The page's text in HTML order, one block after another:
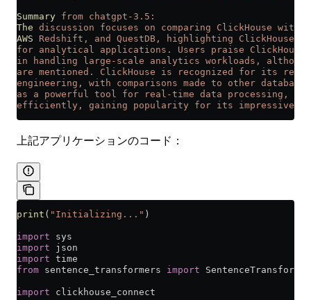
Summary from chatgpt-3.5:
The discussion focuses on comparing ClickHouse with
AWS Redshift, and QuestDB, highlighting
for analytical applications. Users praise
in handling large-scale analytics workloads,
are mentioned. ClickHouse is recognized for its
engineering, with comparisons made to other
as a powerful tool for real-time data processing,
efficiently, gaining popularity for its impressive
上記アプリケーションのコード：
print ( "Initializing..." )
import sys
import json
import time
from sentence_transformers import SentenceTransformer
import clickhouse_connect